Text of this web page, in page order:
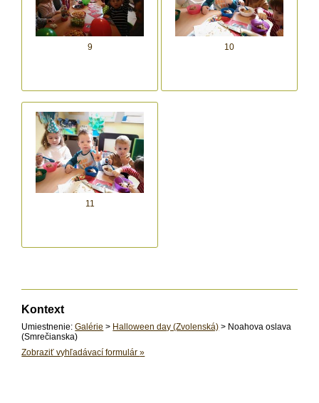
9 10
11
Kontext
Umiestnenie:Galérie > Halloween day (Zvolenská) > Noahova oslava
(Smrečianska)
Zobraziť vyhľadávací formulár»